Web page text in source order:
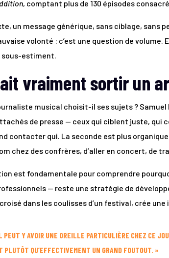
, comptant plus de 130 épisodes
un message générique, sans ciblage, sans
volonté : c’est une question de
estiment.
vraiment sortir un
musical choisit-il ses sujets ?
de presse — ceux qui ciblent juste,
contacter qui. La seconde est plus
chez des confrères, d’aller en concert, de
est fondamentale pour comprendre
— reste une stratégie de
dans les coulisses d’un festival, crée
PEUT Y AVOIR UNE OREILLE PARTICULIÈRE CHEZ CE
PLUTÔT QU’EFFECTIVEMENT UN GRAND FOUTOUT. »